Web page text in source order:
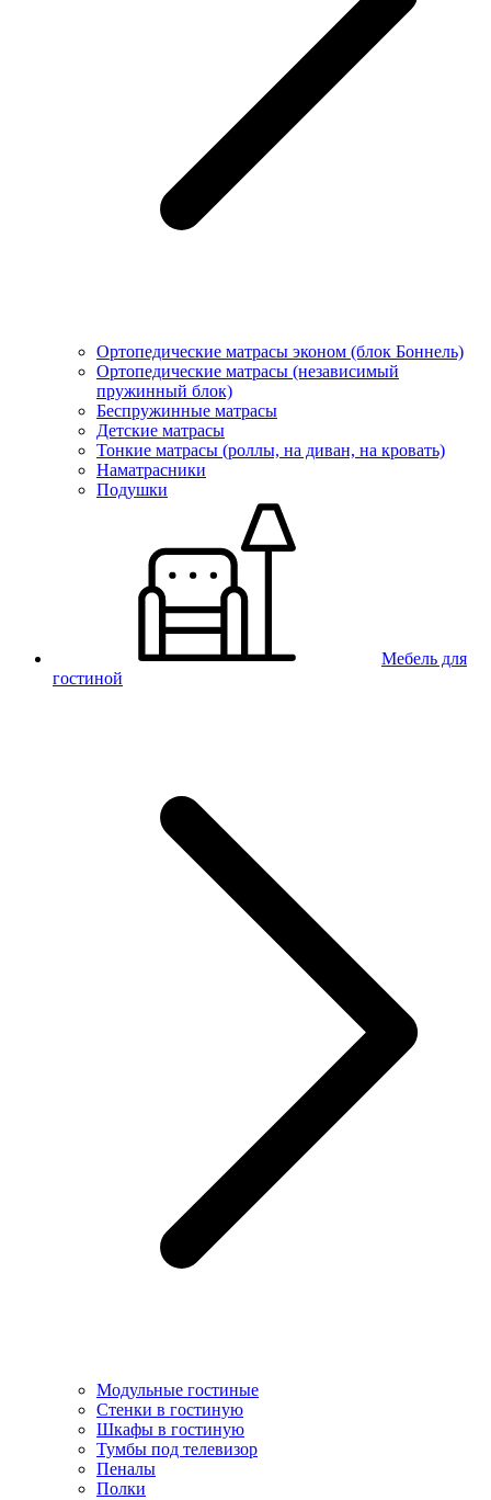
Ортопедические матрасы эконом (блок Боннель)
Ортопедические матрасы (независимый
пружинный блок)
Беcпружинные матрасы
Детские матрасы
Тонкие матрасы (роллы, на диван, на кровать)
Наматрасники
Подушки
Мебель для
гостиной
Модульные гостиные
Стенки в гостиную
Шкафы в гостиную
Тумбы под телевизор
Пеналы
Полки